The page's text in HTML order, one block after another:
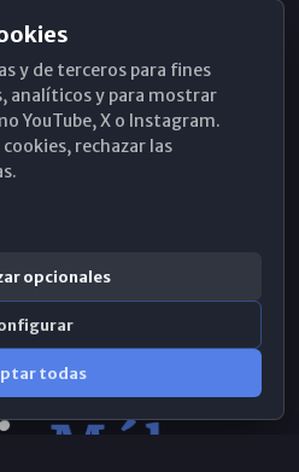
y de terceros para fines
analíticos y para mostrar
YouTube, X o Instagram.
rechazar las
opcionales
todas